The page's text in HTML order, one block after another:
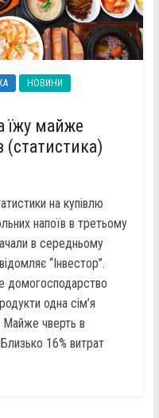
НОВИНИ
їжу майже
(статистика)
на купівлю
напоїв в третьому
в середньому
“Інвестор”.
домогосподарство
одна сім’я
Майже чверть в
16% витрат